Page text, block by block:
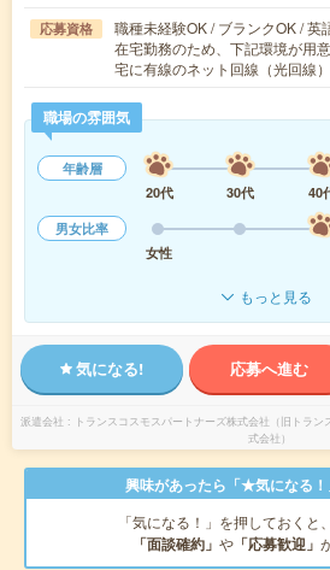
応募資格
職種未経験OK / ブランクOK / 英
在宅勤務のため、下記環境が用
宅に有線のネット回線（光回線
職場の雰囲気
年齢層
20代
30代 40
男女比率
女性
もっと見る
気になる! 応募へ進む
派遣会社
トランスコスモスパートナーズ株式会社（旧トラ
式会社）
興味があったら「★気になる！
「気になる！」を押しておくと
「面談確約」 や 「応募歓迎」